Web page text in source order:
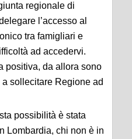
regionale di
l’accesso al
tra famigliari e
ad accedervi.
positiva, da allora sono
sollecitare Regione ad
possibilità è stata
Lombardia, chi non è in